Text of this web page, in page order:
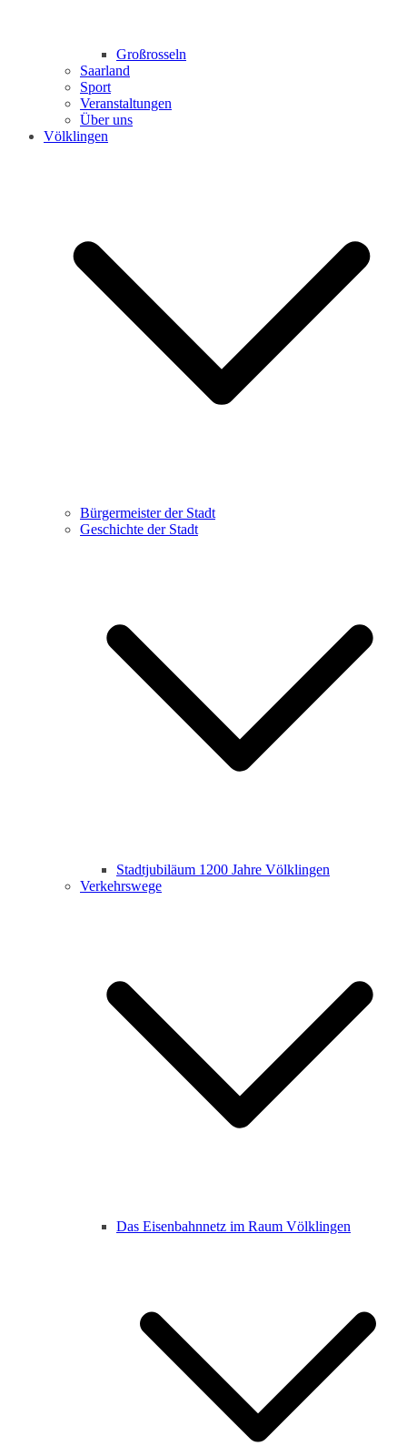
Großrosseln
Saarland
Sport
Veranstaltungen
Über uns
Völklingen
Bürgermeister der Stadt
Geschichte der Stadt
Stadtjubiläum 1200 Jahre Völklingen
Verkehrswege
Das Eisenbahnnetz im Raum Völklingen